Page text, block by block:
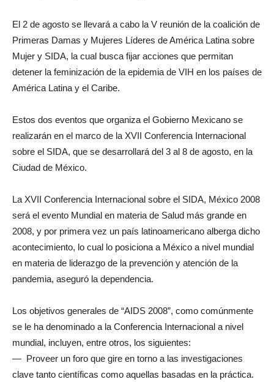
El 2 de agosto se llevará a cabo la V reunión de la coalición de
Primeras Damas y Mujeres Líderes de América Latina sobre
Mujer y SIDA, la cual busca fijar acciones que permitan
detener la feminización de la epidemia de VIH en los países de
América Latina y el Caribe.
Estos dos eventos que organiza el Gobierno Mexicano se
realizarán en el marco de la XVII Conferencia Internacional
sobre el SIDA, que se desarrollará del 3 al 8 de agosto, en la
Ciudad de México.
La XVII Conferencia Internacional sobre el SIDA, México 2008
será el evento Mundial en materia de Salud más grande en
2008, y por primera vez un país latinoamericano alberga dicho
acontecimiento, lo cual lo posiciona a México a nivel mundial
en materia de liderazgo de la prevención y atención de la
pandemia, aseguró la dependencia.
Los objetivos generales de “AIDS 2008”, como comúnmente
se le ha denominado a la Conferencia Internacional a nivel
mundial, incluyen, entre otros, los siguientes:
— Proveer un foro que gire en torno a las investigaciones
clave tanto científicas como aquellas basadas en la práctica.